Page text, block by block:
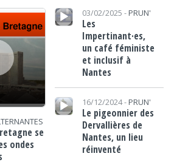
se
ondes
Lecteur audio 03/02/2025 - PRUN'
Les
Impertinant·es,
un café féministe
et inclusif à
Nantes
Lecteur audio
16/12/2024 - PRUN'
Le pigeonnier des
Dervallières de
Nantes, un lieu
réinventé